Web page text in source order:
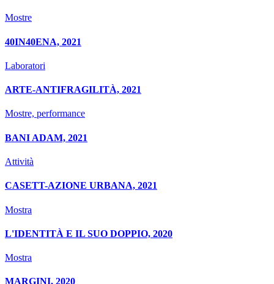
Mostre
40IN40ENA, 2021
Laboratori
ARTE-ANTIFRAGILITÀ, 2021
Mostre, performance
BANI ADAM, 2021
Attività
CASETT-AZIONE URBANA, 2021
Mostra
L'IDENTITÀ E IL SUO DOPPIO, 2020
Mostra
MARGINI, 2020